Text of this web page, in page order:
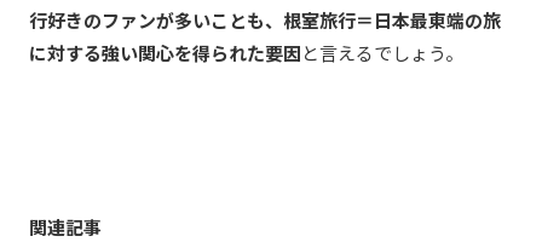
行好きのファンが多いことも、根室旅行＝日本最東端の旅
に対する強い関心を得られた要因と言えるでしょう。
関連記事